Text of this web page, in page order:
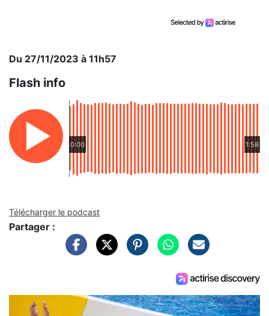
Du 27/11/2023 à 11h57
Flash info
0:00 1:58
Télécharger le podcast
Partager :